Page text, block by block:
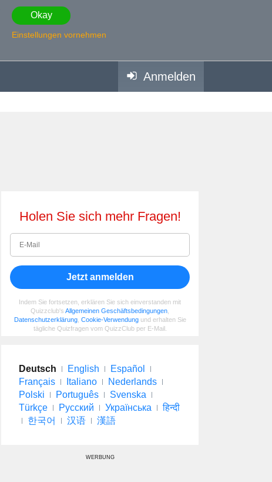
Okay
Einstellungen vornehmen
Anmelden
Holen Sie sich mehr Fragen!
Jetzt anmelden
Indem Sie fortsetzen, erklären Sie sich einverstanden mit
Quizzclub's Allgemeinen Geschäftsbedingungen
Datenschutzerklärung, Cookie-Verwendungund erhalten Sie
tägliche Quizfragen vom QuizzClub per E-Mail.
Deutsch English
Español
Français
Italiano
Nederlands
Polski
Português
Svenska
Türkçe
Русский Українська
हिन्दी
한국어
汉语 漢語
WERBUNG